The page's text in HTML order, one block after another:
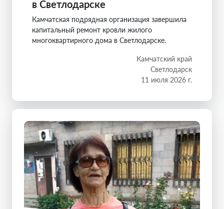
в Светлодарске
Камчатская подрядная организация завершила
капитальный ремонт кровли жилого
многоквартирного дома в Светлодарске.
Камчатский край
Светлодарск
11 июля 2026 г.